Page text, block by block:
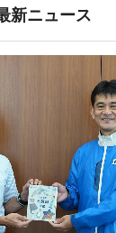
新ニュース